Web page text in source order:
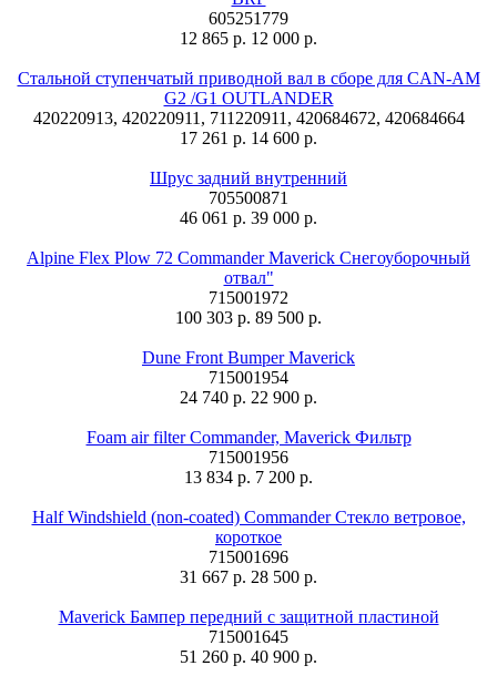
605251779
12 865 р. 12 000 р.
Стальной ступенчатый приводной вал в сборе для CAN-AM
G2 /G1 OUTLANDER
420220913, 420220911, 711220911, 420684672, 420684664
17 261 р. 14 600 р.
Шрус задний внутренний
705500871
46 061 р. 39 000 р.
Alpine Flex Plow 72 Commander Maverick Снегоуборочный
отвал"
715001972
100 303 р. 89 500 р.
Dune Front Bumper Maverick
715001954
24 740 р. 22 900 р.
Foam air filter Commander, Maverick Фильтр
715001956
13 834 р. 7 200 р.
Half Windshield (non-coated) Commander Стекло ветровое,
короткое
715001696
31 667 р. 28 500 р.
Maverick Бампер передний с защитной пластиной
715001645
51 260 р. 40 900 р.